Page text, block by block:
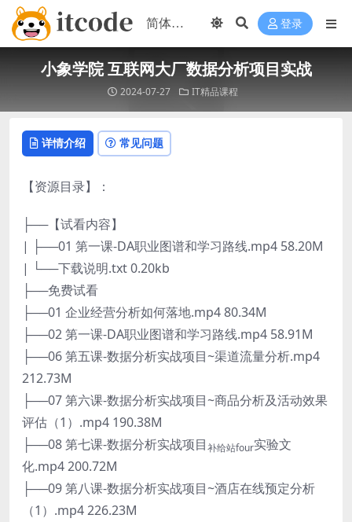
登录
小象学院 互联网大厂数据分析项目实战
2024-07-27 IT精品课程
详情介绍 常见问题
【资源目录】：
├──【试看内容】
| ├──01 第一课-DA职业图谱和学习路线.mp4 58.20M
| └──下载说明.txt 0.20kb
├──免费试看
├──01 企业经营分析如何落地.mp4 80.34M
├──02 第一课-DA职业图谱和学习路线.mp4 58.91M
├──06 第五课-数据分析实战项目~渠道流量分析.mp4
212.73M
├──07 第六课-数据分析实战项目~商品分析及活动效果
评估（1）.mp4 190.38M
├──08 第七课-数据分析实战项目补给站four实验文
化.mp4 200.72M
├──09 第八课-数据分析实战项目~酒店在线预定分析
（1）.mp4 226.23M